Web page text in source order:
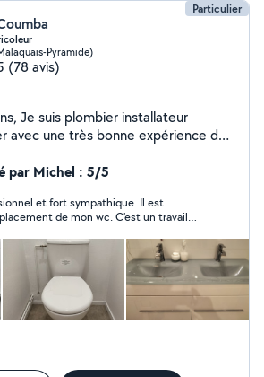
Particulier
Pyramide)
(78 avis)
avec une très bonne expérience de
Receveur de douche -
-WC fixe au sol et suspendu (
Ballon d'eau chaude(installation
extérieur
-Toute création de
de radiateur et entretien. Je
pour des petits travaux multiples
par Michel : 5/5
et fort sympathique. Il est
de mon wc. C’est un travail